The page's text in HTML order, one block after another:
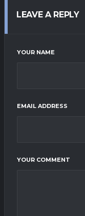
LEAVE A REPLY
YOUR NAME
EMAIL ADDRESS
YOUR COMMENT